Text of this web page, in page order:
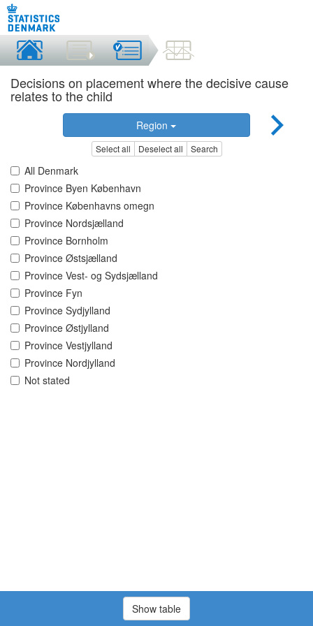
Decisions on placement where the decisive cause
relates to the child
Region
Select all Deselect all Search
All Denmark
Province Byen København
Province Københavns omegn
Province Nordsjælland
Province Bornholm
Province Østsjælland
Province Vest- og Sydsjælland
Province Fyn
Province Sydjylland
Province Østjylland
Province Vestjylland
Province Nordjylland
Not stated
Show table